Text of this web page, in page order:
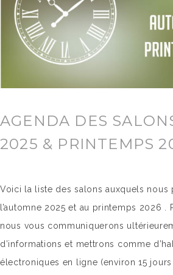
AGENDA DES
2025 & PRINTEMPS
Voici la liste des salons auxquels nous
l’automne 2025 et au printemps 2026 .
nous vous communiquerons
d’informations et mettrons comme
électroniques en ligne (environ 15